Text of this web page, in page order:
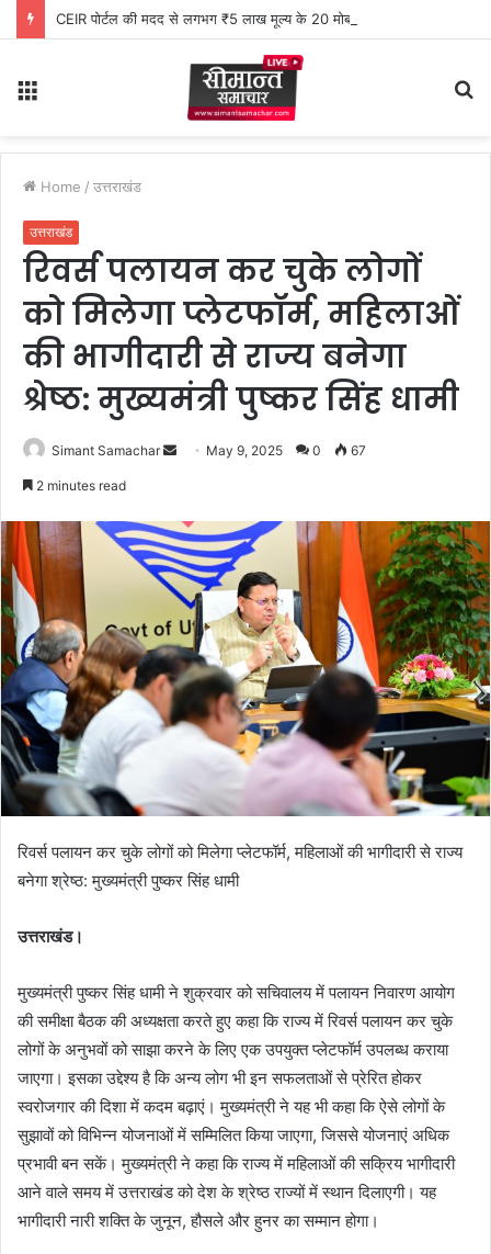
CEIR पोर्टल की मदद से लगभग ₹5 लाख मूल्य के 20 मोबाइल फोन बरामद
Home / उत्तराखंड
उत्तराखंड
रिवर्स पलायन कर चुके लोगों
को मिलेगा प्लेटफॉर्म, महिलाओं
की भागीदारी से राज्य बनेगा
श्रेष्ठ: मुख्यमंत्री पुष्कर सिंह धामी
Simant Samachar
d
a
n
e
m
a
i
May 9, 2025 0 67
2 minutes read
रिवर्स पलायन कर चुके लोगों को मिलेगा प्लेटफॉर्म, महिलाओं की भागीदारी से राज्य
बनेगा श्रेष्ठ: मुख्यमंत्री पुष्कर सिंह धामी
उत्तराखंड।
मुख्यमंत्री पुष्कर सिंह धामी ने शुक्रवार को सचिवालय में पलायन निवारण आयोग
की समीक्षा बैठक की अध्यक्षता करते हुए कहा कि राज्य में रिवर्स पलायन कर चुके
लोगों के अनुभवों को साझा करने के लिए एक उपयुक्त प्लेटफॉर्म उपलब्ध कराया
जाएगा। इसका उद्देश्य है कि अन्य लोग भी इन सफलताओं से प्रेरित होकर
स्वरोजगार की दिशा में कदम बढ़ाएं। मुख्यमंत्री ने यह भी कहा कि ऐसे लोगों के
सुझावों को विभिन्न योजनाओं में सम्मिलित किया जाएगा, जिससे योजनाएं अधिक
प्रभावी बन सकें। मुख्यमंत्री ने कहा कि राज्य में महिलाओं की सक्रिय भागीदारी
आने वाले समय में उत्तराखंड को देश के श्रेष्ठ राज्यों में स्थान दिलाएगी। यह
भागीदारी नारी शक्ति के जुनून, हौसले और हुनर का सम्मान होगा।